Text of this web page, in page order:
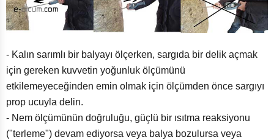
- Kalın sarımlı bir balyayı ölçerken, sargıda bir delik açmak
için gereken kuvvetin yoğunluk ölçümünü
etkilemeyeceğinden emin olmak için ölçümden önce sargıyı
prop ucuyla delin.
- Nem ölçümünün doğruluğu, güçlü bir ısıtma reaksiyonu
("terleme") devam ediyorsa veya balya bozulursa veya